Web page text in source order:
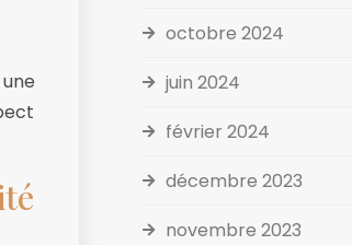
octobre 2024
juin 2024
février 2024
décembre 2023
novembre 2023